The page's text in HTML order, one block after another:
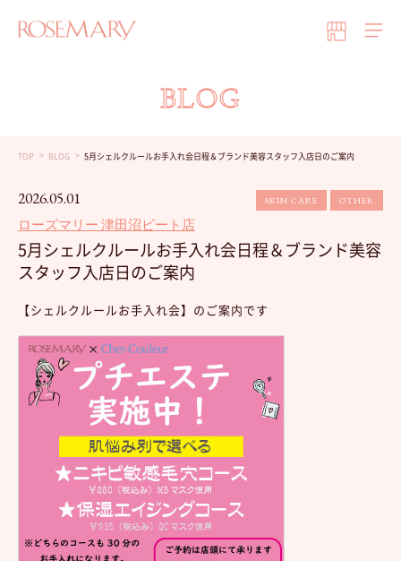
BLOG
TOP BLOG 5月シェルクルールお手入れ会日程＆ブランド美容スタッフ入店日のご案内
2026.05.01
ローズマリー 津田沼ビート店
SKIN CARE OTHER
5月シェルクルールお手入れ会日程＆ブランド美容
スタッフ入店日のご案内
【シェルクルールお手入れ会】のご案内です